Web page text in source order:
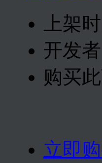
上架
开发者
购买
立即